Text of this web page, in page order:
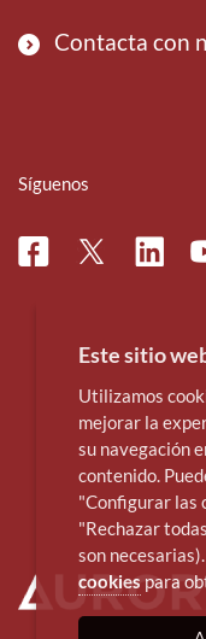
Contacta con
Síguenos
FacebookTwitter
Este sitio
Utilizamos
mejorar la
su navegación
contenido.
"Configurar las
"Rechazar
son
cookies para